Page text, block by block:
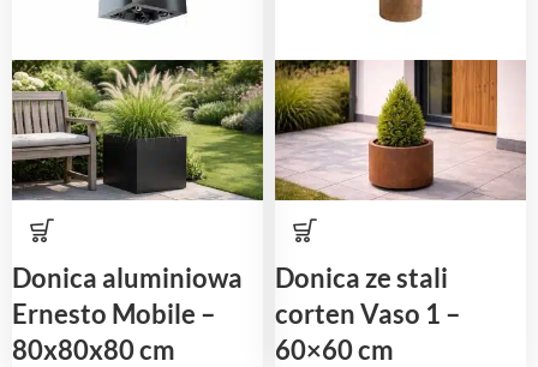
Donica aluminiowa
Ernesto Mobile –
80x80x80 cm
Donica ze stali
corten Vaso 1 –
60×60 cm